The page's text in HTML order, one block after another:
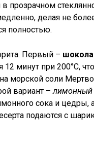
прозрачном
делая не
полностью.
Первый –
12 минут при 200°C,
морской соли
вариант –лимонный
сока и цедры,
подаются с